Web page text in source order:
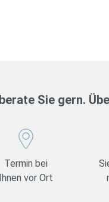
Sie gern.
Termin bei
Ihnen vor Ort